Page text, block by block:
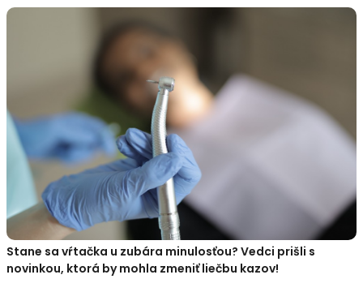
Stane sa vŕtačka u zubára minulosťou? Vedci prišli s
novinkou, ktorá by mohla zmeniť liečbu kazov!